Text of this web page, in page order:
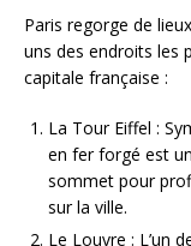
Paris regorge de
uns des endroits les
capitale française :
La Tour Eiffel :
en fer forgé est
sommet pour
sur la ville.
Le Louvre : L’un